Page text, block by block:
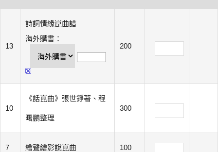
13
詩詞情緣崑曲譜
海外購書：
200
10
《話崑曲》張世錚著、程
曙鵬整理
300
7 繪聲繪影說崑曲 100